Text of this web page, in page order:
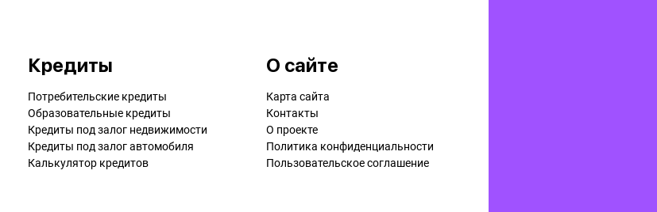
Кредиты
Потребительские кредиты
Образовательные кредиты
Кредиты под залог недвижимости
Кредиты под залог автомобиля
Калькулятор кредитов
О сайте
Карта сайта
Контакты
О проекте
Политика конфиденциальности
Пользовательское соглашение